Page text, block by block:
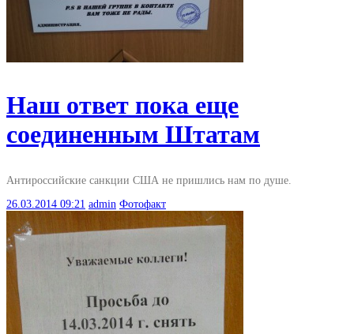
Наш ответ пока еще
соединенным Штатам
Антироссийские санкции США не пришлись нам по душе.
26.03.2014 09:21 admin Фотофакт